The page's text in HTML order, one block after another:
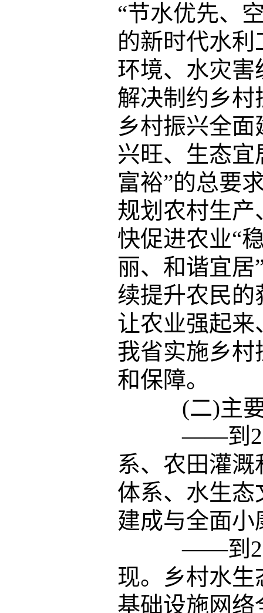
“节水优先、
的新时代水
环境、水灾
解决制约乡
乡村振兴全
兴旺、生态
富裕”的总要
规划农村生
快促进农业“
丽、和谐宜居
续提升农民
让农业强起
我省实施乡
和保障。
(二)主要
——到
系、农田灌
体系、水生
建成与全面
——到
现。乡村水
基础设施网